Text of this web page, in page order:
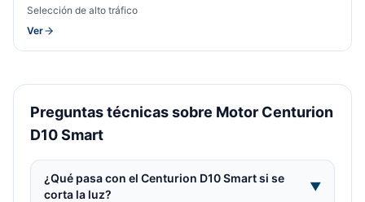
Selección de alto tráfico
Ver
Preguntas técnicas sobre Motor Centurion
D10 Smart
¿Qué pasa con el Centurion D10 Smart si se
corta la luz?
▼